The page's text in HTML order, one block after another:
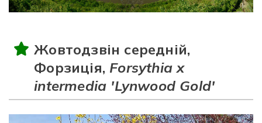
Виноград
Книги
Жовтодзвін середній,
Форзиція, Forsythia x
intermedia 'Lynwood Gold'